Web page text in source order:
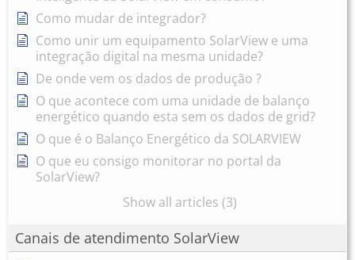
Como mudar de integrador?
Como unir um equipamento SolarView e uma
integração digital na mesma unidade?
De onde vem os dados de produção ?
O que acontece com uma unidade de balanço
energético quando esta sem os dados de grid?
O que é o Balanço Energético da SOLARVIEW
O que eu consigo monitorar no portal da
SolarView?
Show all articles (3)
Canais de atendimento SolarView